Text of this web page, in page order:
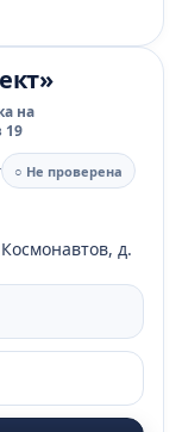
на
19
○ Не проверена
д.